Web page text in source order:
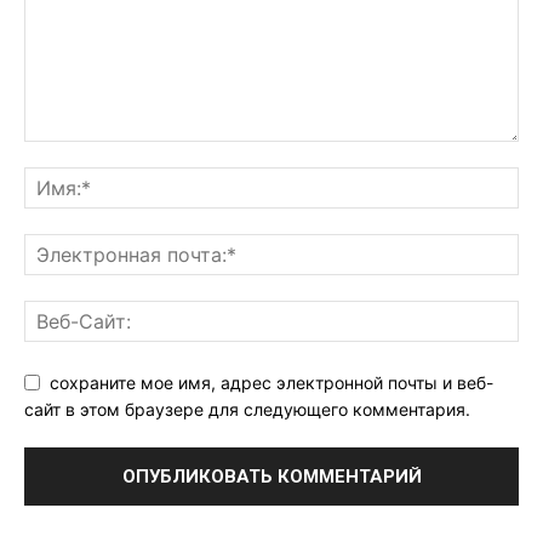
сохраните мое имя, адрес электронной почты и веб-
сайт в этом браузере для следующего комментария.